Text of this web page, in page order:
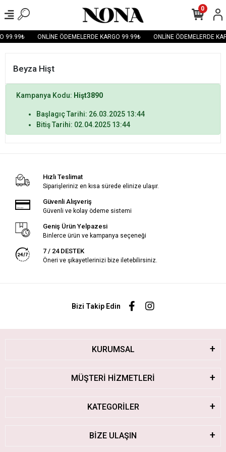
99.99₺ ONLİNE ÖDEMELERDE KARGO 99.99₺ ONLİNE ÖDEMELERDE
0
Beyza Hişt
Kampanya Kodu: Hişt3890
Başlagıç Tarihi: 26.03.2025 13:44
Bitiş Tarihi: 02.04.2025 13:44
Hızlı Teslimat
Siparişleriniz en kısa sürede elinize ulaşır.
Güvenli Alışveriş
Güvenli ve kolay ödeme sistemi
Geniş Ürün Yelpazesi
Binlerce ürün ve kampanya seçeneği
7 / 24 DESTEK
Öneri ve şikayetlerinizi bize iletebilirsiniz.
Bizi Takip Edin
KURUMSAL
MÜŞTERİ HİZMETLERİ
KATEGORİLER
BİZE ULAŞIN